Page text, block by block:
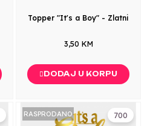
Topper "It's a Boy" - Zlatni
3,50 KM
DODAJ U KORPU
700
RASPRODANO